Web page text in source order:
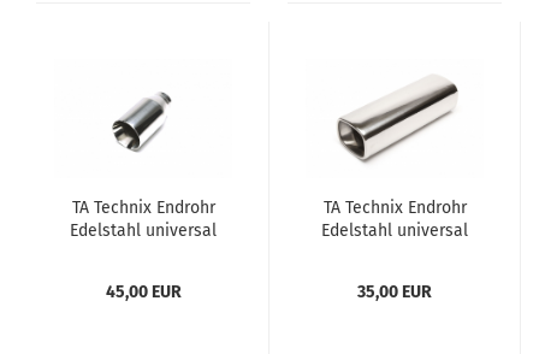
TA Tech­nix End­rohr
Edel­stahl uni­ver­sal
45,00 EUR
TA Tech­nix End­rohr
Edel­stahl uni­ver­sal
35,00 EUR